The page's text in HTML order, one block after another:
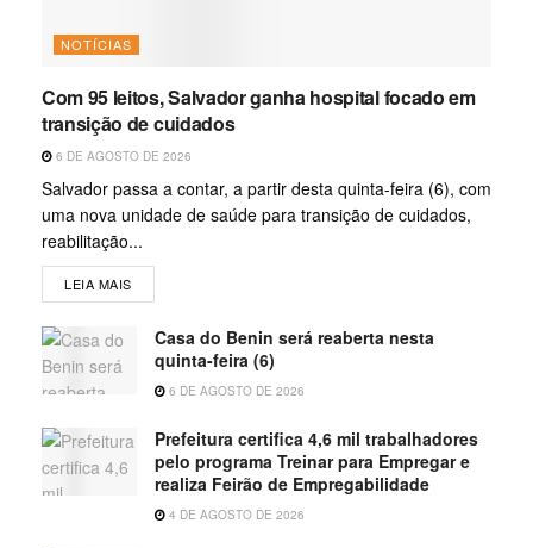
NOTÍCIAS
Com 95 leitos, Salvador ganha hospital focado em
transição de cuidados
6 DE AGOSTO DE 2026
Salvador passa a contar, a partir desta quinta-feira (6), com
uma nova unidade de saúde para transição de cuidados,
reabilitação...
LEIA MAIS
Casa do Benin será reaberta nesta
quinta-feira (6)
6 DE AGOSTO DE 2026
Prefeitura certifica 4,6 mil trabalhadores
pelo programa Treinar para Empregar e
realiza Feirão de Empregabilidade
4 DE AGOSTO DE 2026